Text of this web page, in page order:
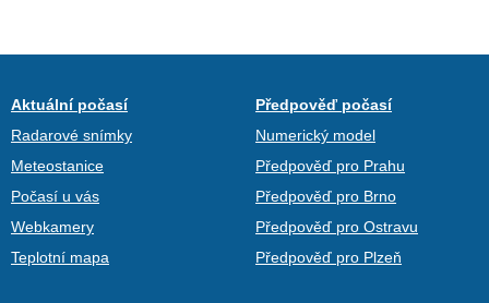
Aktuální počasí
Radarové snímky
Meteostanice
Počasí u vás
Webkamery
Teplotní mapa
Předpověď počasí
Numerický model
Předpověď pro Prahu
Předpověď pro Brno
Předpověď pro Ostravu
Předpověď pro Plzeň